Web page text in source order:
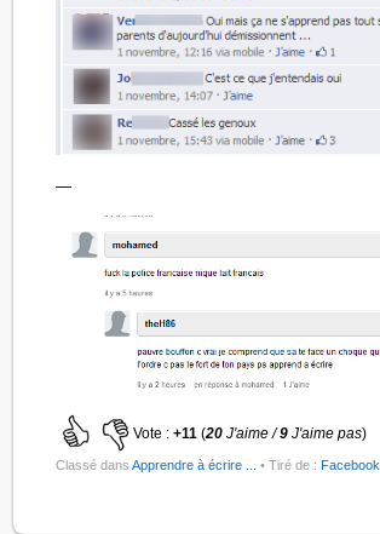
—
Vote :+11 (20J'aime /9 J'aime pas)
Classé dansApprendre à écrire ... • Tiré de : Facebook